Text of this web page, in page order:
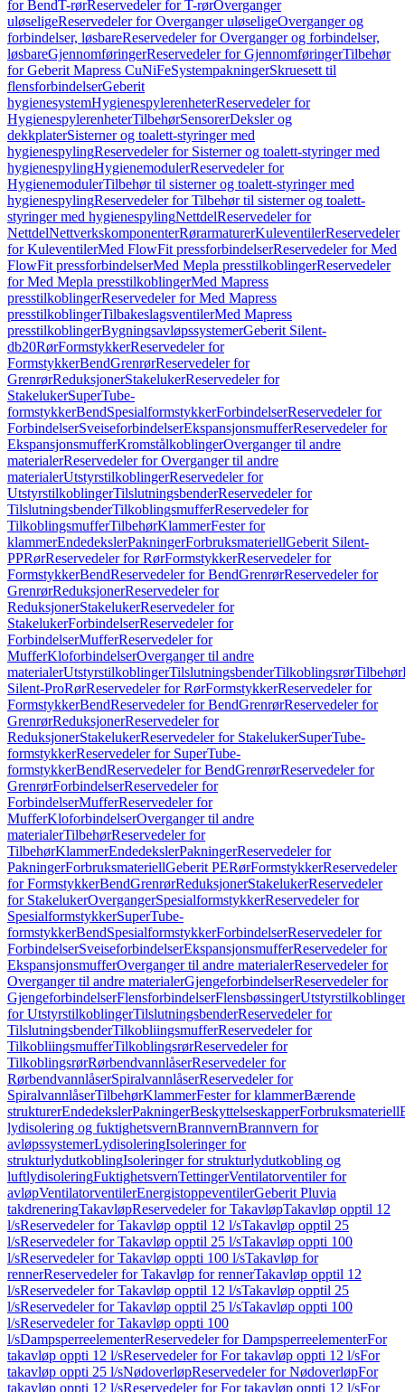
for BendT-rørReservedeler for T-rørOverganger
uløseligeReservedeler for Overganger uløseligeOverganger og
forbindelser, løsbareReservedeler for Overganger og forbindelser,
løsbareGjennomføringerReservedeler for GjennomføringerTilbehør
for Geberit Mapress CuNiFeSystempakningerSkruesett til
flensforbindelserGeberit
hygienesystemHygienespylerenheterReservedeler for
HygienespylerenheterTilbehørSensorerDeksler og
dekkplaterSisterner og toalett-styringer med
hygienespylingReservedeler for Sisterner og toalett-styringer med
hygienespylingHygienemodulerReservedeler for
HygienemodulerTilbehør til sisterner og toalett-styringer med
hygienespylingReservedeler for Tilbehør til sisterner og toalett-
styringer med hygienespylingNettdelReservedeler for
NettdelNettverkskomponenterRørarmaturerKuleventilerReservedeler
for KuleventilerMed FlowFit pressforbindelserReservedeler for Med
FlowFit pressforbindelserMed Mepla presstilkoblingerReservedeler
for Med Mepla presstilkoblingerMed Mapress
presstilkoblingerReservedeler for Med Mapress
presstilkoblingerTilbakeslagsventilerMed Mapress
presstilkoblingerBygningsavløpssystemerGeberit Silent-
db20RørFormstykkerReservedeler for
FormstykkerBendGrenrørReservedeler for
GrenrørReduksjonerStakelukerReservedeler for
StakelukerSuperTube-
formstykkerBendSpesialformstykkerForbindelserReservedeler for
ForbindelserSveiseforbindelserEkspansjonsmufferReservedeler for
EkspansjonsmufferKromstålkoblingerOverganger til andre
materialerReservedeler for Overganger til andre
materialerUtstyrstilkoblingerReservedeler for
UtstyrstilkoblingerTilslutningsbenderReservedeler for
TilslutningsbenderTilkoblingsmufferReservedeler for
TilkoblingsmufferTilbehørKlammerFester for
klammerEndedekslerPakningerForbruksmateriellGeberit Silent-
PPRørReservedeler for RørFormstykkerReservedeler for
FormstykkerBendReservedeler for BendGrenrørReservedeler for
GrenrørReduksjonerReservedeler for
ReduksjonerStakelukerReservedeler for
StakelukerForbindelserReservedeler for
ForbindelserMufferReservedeler for
MufferKloforbindelserOverganger til andre
materialerUtstyrstilkoblingerTilslutningsbenderTilkoblingsrørTilbehør
Silent-ProRørReservedeler for RørFormstykkerReservedeler for
FormstykkerBendReservedeler for BendGrenrørReservedeler for
GrenrørReduksjonerReservedeler for
ReduksjonerStakelukerReservedeler for StakelukerSuperTube-
formstykkerReservedeler for SuperTube-
formstykkerBendReservedeler for BendGrenrørReservedeler for
GrenrørForbindelserReservedeler for
ForbindelserMufferReservedeler for
MufferKloforbindelserOverganger til andre
materialerTilbehørReservedeler for
TilbehørKlammerEndedekslerPakningerReservedeler for
PakningerForbruksmateriellGeberit PERørFormstykkerReservedeler
for FormstykkerBendGrenrørReduksjonerStakelukerReservedeler
for StakelukerOvergangerSpesialformstykkerReservedeler for
SpesialformstykkerSuperTube-
formstykkerBendSpesialformstykkerForbindelserReservedeler for
ForbindelserSveiseforbindelserEkspansjonsmufferReservedeler for
EkspansjonsmufferOverganger til andre materialerReservedeler for
Overganger til andre materialerGjengeforbindelserReservedeler for
GjengeforbindelserFlensforbindelserFlensbøssingerUtstyrstilkoblinger
for UtstyrstilkoblingerTilslutningsbenderReservedeler for
TilslutningsbenderTilkobliingsmufferReservedeler for
TilkobliingsmufferTilkoblingsrørReservedeler for
TilkoblingsrørRørbendvannlåserReservedeler for
RørbendvannlåserSpiralvannlåserReservedeler for
SpiralvannlåserTilbehørKlammerFester for klammerBærende
strukturerEndedekslerPakningerBeskyttelseskapperForbruksmateriell
lydisolering og fuktighetsvernBrannvernBrannvern for
avløpssystemerLydisoleringIsoleringer for
strukturlydutkoblingIsoleringer for strukturlydutkobling og
luftlydisoleringFuktighetsvernTettingerVentilatorventiler for
avløpVentilatorventilerEnergistoppeventilerGeberit Pluvia
takdreneringTakavløpReservedeler for TakavløpTakavløp opptil 12
l/sReservedeler for Takavløp opptil 12 l/sTakavløp opptil 25
l/sReservedeler for Takavløp opptil 25 l/sTakavløp oppti 100
l/sReservedeler for Takavløp oppti 100 l/sTakavløp for
rennerReservedeler for Takavløp for rennerTakavløp opptil 12
l/sReservedeler for Takavløp opptil 12 l/sTakavløp opptil 25
l/sReservedeler for Takavløp opptil 25 l/sTakavløp oppti 100
l/sReservedeler for Takavløp oppti 100
l/sDampsperreelementerReservedeler for DampsperreelementerFor
takavløp oppti 12 l/sReservedeler for For takavløp oppti 12 l/sFor
takavløp oppti 25 l/sNødoverløpReservedeler for NødoverløpFor
takavløp oppti 12 l/sReservedeler for For takavløp oppti 12 l/sFor